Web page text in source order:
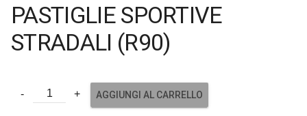
PASTIGLIE SPORTIVE
STRADALI (R90)
AGGIUNGI AL CARRELLO